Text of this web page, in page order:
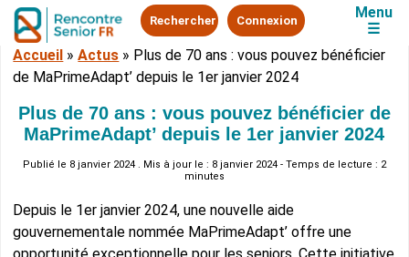
Rechercher Connexion
Menu
☰
Accueil »Actus » Plus de 70 ans : vous pouvez bénéficier
de MaPrimeAdapt’ depuis le 1er janvier 2024
Plus de 70 ans : vous pouvez bénéficier de
MaPrimeAdapt’ depuis le 1er janvier 2024
Publié le 8 janvier 2024 . Mis à jour le : 8 janvier 2024 - Temps de lecture : 2
minutes
Depuis le 1er janvier 2024, une nouvelle aide
gouvernementale nommée MaPrimeAdapt’ offre une